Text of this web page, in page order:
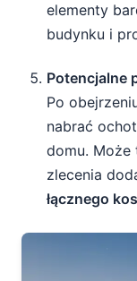
elementy
budynku i
Potencjalne
Po
nabrać
domu.
zlecenia
łącznego